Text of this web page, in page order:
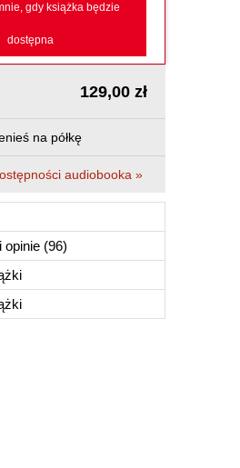
gdy książka będzie
dostępna
129,00 zł
na półkę
audiobooka »
opinie (96)